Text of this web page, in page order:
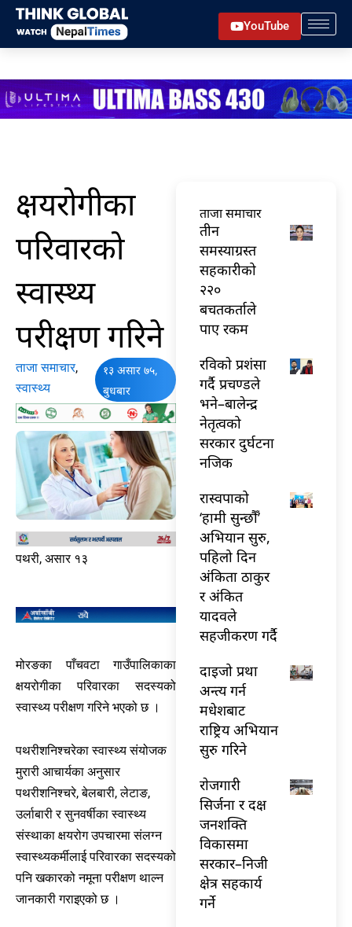
Skip
content
YouTube
क्षयरोगीका
परिवारको
स्वास्थ्य
परीक्षण गरिने
ताजा समाचार,
स्वास्थ्य
१३ असार ७५,
बुधबार
पथरी, असार १३
मोरङका पाँचवटा गाउँपालिकाका
क्षयरोगीका परिवारका सदस्यको
स्वास्थ्य परीक्षण गरिने भएको छ ।
पथरीशनिश्चरेका स्वास्थ्य संयोजक
मुरारी आचार्यका अनुसार
पथरीशनिश्चरे, बेलबारी, लेटाङ,
उर्लाबारी र सुनवर्षीका स्वास्थ्य
संस्थाका क्षयरोग उपचारमा संलग्न
स्वास्थ्यकर्मीलाई परिवारका सदस्यको
पनि खकारको नमूना परीक्षण थाल्न
जानकारी गराइएको छ ।
ताजा समाचार
तीन
समस्याग्रस्त
सहकारीको
२२०
बचतकर्ताले
पाए रकम
रविकाे प्रशंसा
गर्दै प्रचण्डले
भने–बालेन्द्र
नेतृत्वको
सरकार दुर्घटना
नजिक
रास्वपाको
‘हामी सुन्छौँ’
अभियान सुरु,
पहिलो दिन
अंकिता ठाकुर
र अंकित
यादवले
सहजीकरण गर्दै
दाइजो प्रथा
अन्त्य गर्न
मधेशबाट
राष्ट्रिय अभियान
सुरु गरिने
राेजगारी
सिर्जना र दक्ष
जनशक्ति
विकासमा
सरकार–निजी
क्षेत्र सहकार्य
गर्ने